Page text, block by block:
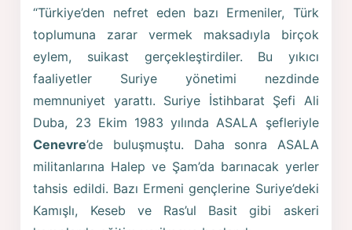
“Türkiye’den nefret eden bazı Ermeniler, Türk
toplumuna zarar vermek maksadıyla birçok
eylem, suikast gerçekleştirdiler. Bu yıkıcı
faaliyetler Suriye yönetimi nezdinde
memnuniyet yarattı. Suriye İstihbarat Şefi Ali
Duba, 23 Ekim 1983 yılında ASALA şefleriyle
Cenevre’de buluşmuştu. Daha sonra ASALA
militanlarına Halep ve Şam’da barınacak yerler
tahsis edildi. Bazı Ermeni gençlerine Suriye’deki
Kamışlı, Keseb ve Ras’ul Basit gibi askeri